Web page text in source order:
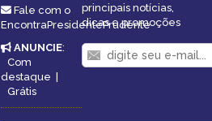
Fale com o
EncontraPresidentePrudente
ANUNCIE:
Com
destaque |
Grátis
principais notícias,
dicas e promoções